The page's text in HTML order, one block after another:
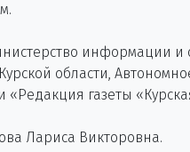
информации и
области,
«Редакция газеты
Лариса Викторовна.